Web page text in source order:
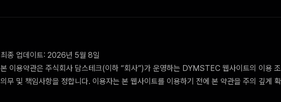
최종 업데이트: 2026년 5월 8일
본 이용약관은 주식회사 담스테크(이하 “회사”)가 운영하는 DYMSTEC 웹사이트의 이용
의무 및 책임사항을 정합니다. 이용자는 본 웹사이트를 이용하기 전에 본 약관을 주의 깊게